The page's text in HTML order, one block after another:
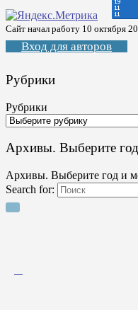
Сайт начал работу 10 октября
Вход для авторов
Рубрики
Рубрики
Архивы. Выберите
Архивы. Выберите год и
Search for: